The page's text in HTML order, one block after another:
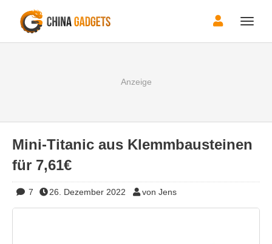
Toggle
Mini-Titanic aus Klemmbausteinen
für 7,61€
7 26. Dezember 2022 von Jens